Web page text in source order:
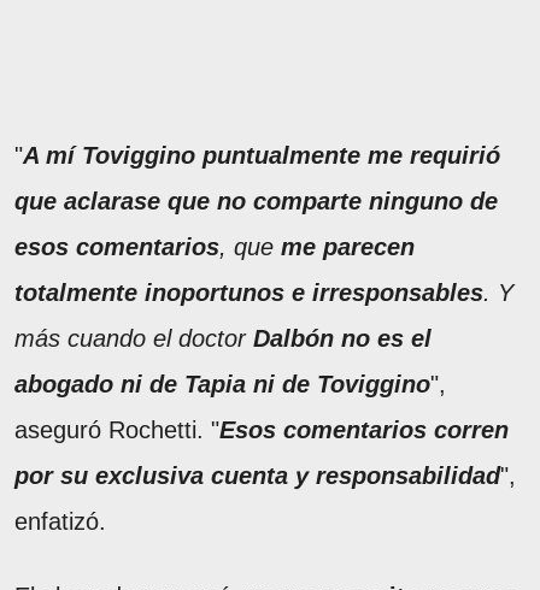
"A mí Toviggino puntualmente me requirió
que aclarase que no comparte ninguno de
esos comentarios, que me parecen
totalmente inoportunos e irresponsables. Y
más cuando el doctor Dalbón no es el
abogado ni de Tapia ni de Toviggino",
aseguró Rochetti. "Esos comentarios corren
por su exclusiva cuenta y responsabilidad",
enfatizó.